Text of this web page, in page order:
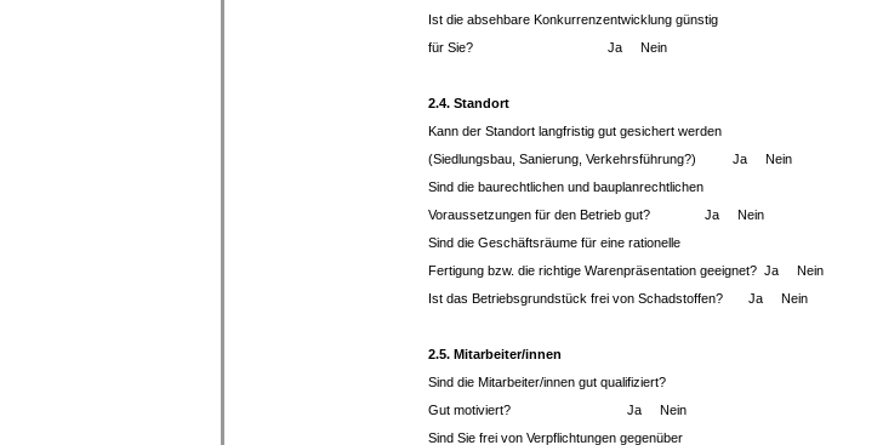
Ist die absehbare Konkurrenzentwicklung günstig
für Sie? Ja Nein
2.4. Standort
Kann der Standort langfristig gut gesichert werden
(Siedlungsbau, Sanierung, Verkehrsführung?) Ja Nein
Sind die baurechtlichen und bauplanrechtlichen
Voraussetzungen für den Betrieb gut? Ja Nein
Sind die Geschäftsräume für eine rationelle
Fertigung bzw. die richtige Warenpräsentation geeignet? Ja Nein
Ist das Betriebsgrundstück frei von Schadstoffen? Ja Nein
2.5. Mitarbeiter/innen
Sind die Mitarbeiter/innen gut qualifiziert?
Gut motiviert? Ja Nein
Sind Sie frei von Verpflichtungen gegenüber